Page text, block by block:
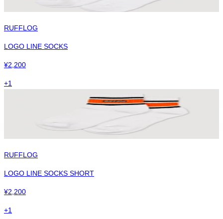
RUFFLOG
LOGO LINE SOCKS
¥2,200
+1
RUFFLOG
LOGO LINE SOCKS SHORT
¥2,200
+1